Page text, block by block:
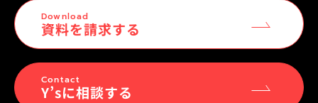
Download
資料を請求する
Contact
Y’sに相談する